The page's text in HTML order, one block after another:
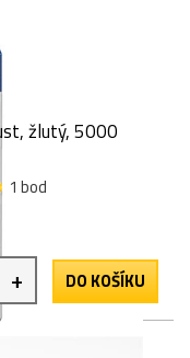
žlutý, 5000
1 bod
+ DO KOŠÍKU